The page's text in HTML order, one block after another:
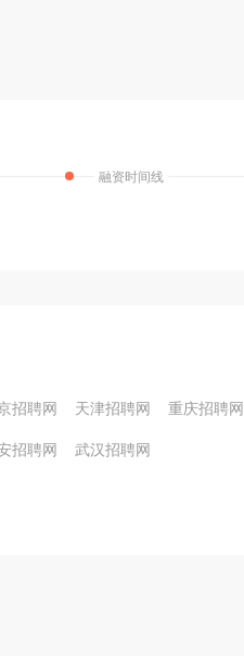
融资时间线
招聘网 天津招聘网 重庆招聘网
招聘网 武汉招聘网